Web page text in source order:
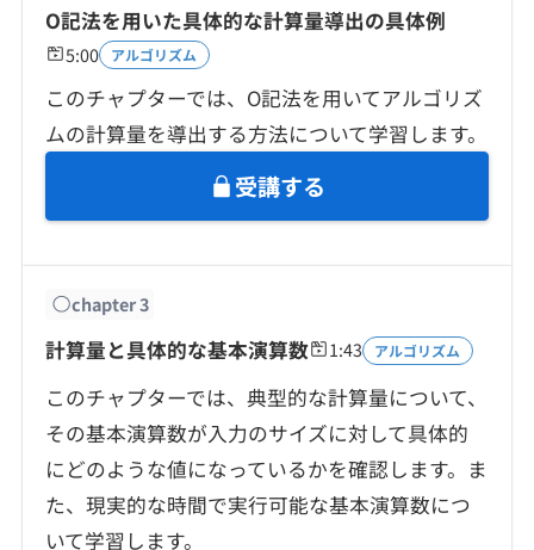
O記法を用いた具体的な計算量導出の具体例
5:00 アルゴリズム
このチャプターでは、O記法を用いてアルゴリズ
ムの計算量を導出する方法について学習します。
受講する
chapter3
計算量と具体的な基本演算数 1:43 アルゴリズム
このチャプターでは、典型的な計算量について、
その基本演算数が入力のサイズに対して具体的
にどのような値になっているかを確認します。ま
た、現実的な時間で実行可能な基本演算数につ
いて学習します。